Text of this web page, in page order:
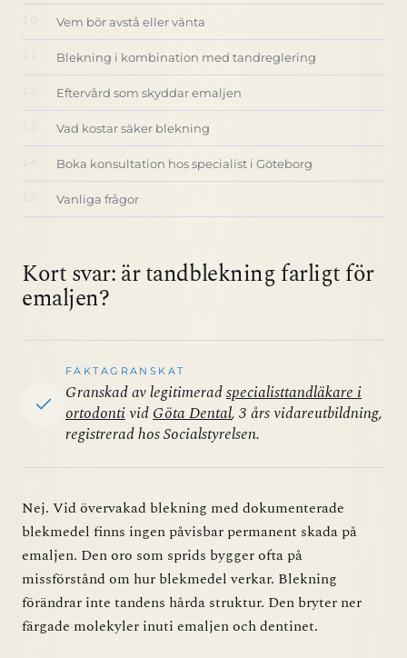
Vem bör avstå eller vänta
Blekning i kombination med tandreglering
Eftervård som skyddar emaljen
Vad kostar säker blekning
Boka konsultation hos specialist i Göteborg
Vanliga frågor
Kort svar: är tandblekning farligt för
emaljen?
FAKTAGRANSKAT
Granskad av legitimeradspecialisttandläkare i
ortodontividGöta Dental, 3 års vidareutbildning,
registrerad hos Socialstyrelsen.
Nej. Vid övervakad blekning med dokumenterade
blekmedel finns ingen påvisbar permanent skada på
emaljen. Den oro som sprids bygger ofta på
missförstånd om hur blekmedel verkar. Blekning
förändrar inte tandens hårda struktur. Den bryter ner
färgade molekyler inuti emaljen och dentinet.